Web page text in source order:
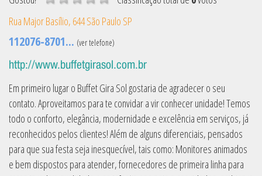
Rua Major Basílio, 644São Paulo SP
112076-8701... (ver telefone)
http://www.buffetgirasol.com.br
Em primeiro lugar o Buffet Gira Sol gostaria de agradecer o seu
contato. Aproveitamos para te convidar a vir conhecer unidade! Temos
todo o conforto, elegância, modernidade e excelência em serviços, já
reconhecidos pelos clientes! Além de alguns diferenciais, pensados
para que sua festa seja inesquecível, tais como: Monitores animados
e bem dispostos para atender, fornecedores de primeira linha para